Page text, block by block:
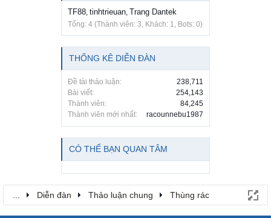
TF88 tinhtrieuan Trang Dantek
Tổng: 4 (Thành viên: 3, Khách: 1, Bots: 0)
THỐNG KÊ DIỄN ĐÀN
Đề tài thảo luận:
238,711
Bài viết:
254,143
Thành viên:
84,245
Thành viên mới nhất:
racounnebu1987
CÓ THỂ BẠN QUAN TÂM
Diễn đàn Thảo luận chung Thùng rác